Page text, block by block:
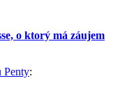
o ktorý má záujem
Penty: